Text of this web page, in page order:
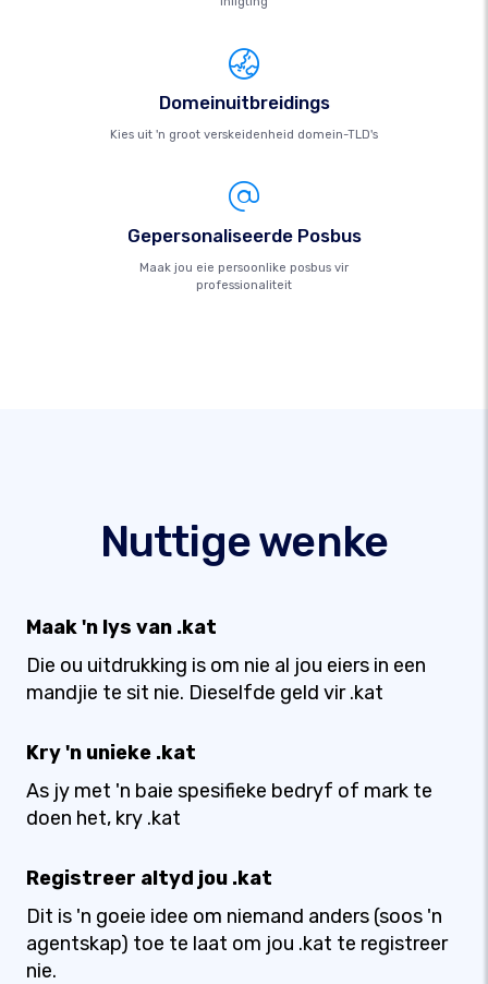
Domeinuitbreidings
Kies uit 'n groot verskeidenheid domein-TLD's
Gepersonaliseerde Posbus
Maak jou eie persoonlike posbus vir
professionaliteit
Nuttige wenke
Maak 'n lys van .kat
Die ou uitdrukking is om nie al jou eiers in een
mandjie te sit nie. Dieselfde geld vir .kat
Kry 'n unieke .kat
As jy met 'n baie spesifieke bedryf of mark te
doen het, kry .kat
Registreer altyd jou .kat
Dit is 'n goeie idee om niemand anders (soos 'n
agentskap) toe te laat om jou .kat te registreer
nie.